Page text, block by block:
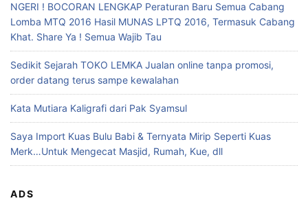
NGERI ! BOCORAN LENGKAP Peraturan Baru Semua Cabang
Lomba MTQ 2016 Hasil MUNAS LPTQ 2016, Termasuk Cabang
Khat. Share Ya ! Semua Wajib Tau
Sedikit Sejarah TOKO LEMKA Jualan online tanpa promosi,
order datang terus sampe kewalahan
Kata Mutiara Kaligrafi dari Pak Syamsul
Saya Import Kuas Bulu Babi & Ternyata Mirip Seperti Kuas
Merk…Untuk Mengecat Masjid, Rumah, Kue, dll
ADS